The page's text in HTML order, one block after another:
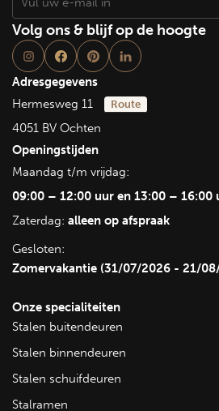
Volg ons & blijf op de hoogte
Adresgegevens
Hermesweg 11
Route
4051 BV Ochten
Openingstijden
Maandag t/m vrijdag:
09:00 – 12:00 uur en 13:00 – 16:00
Zaterdag: alleen op afspraak
Gesloten:
Zomervakantie (31/07/2026 - 21/
Onze specialiteiten
Stalen buitendeuren
Stalen binnendeuren
Stalen schuifdeuren
Stalramen